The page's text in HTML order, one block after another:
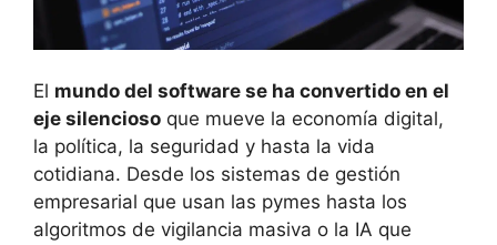
El mundo del software se ha convertido en el
eje silencioso que mueve la economía digital,
la política, la seguridad y hasta la vida
cotidiana. Desde los sistemas de gestión
empresarial que usan las pymes hasta los
algoritmos de vigilancia masiva o la IA que